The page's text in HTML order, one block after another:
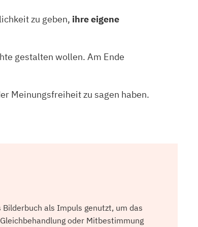
zu geben, ihre eigene
gestalten wollen. Am Ende
Meinungsfreiheit zu sagen haben.
als Impuls genutzt, um das
oder Mitbestimmung